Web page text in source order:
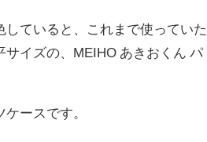
ていると、これまで使っていた
イズの、 MEIHO あきおくん パ
ースです。